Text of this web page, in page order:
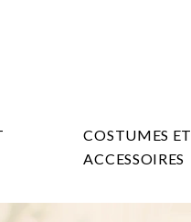
COSTUMES ET
ACCESSOIRES